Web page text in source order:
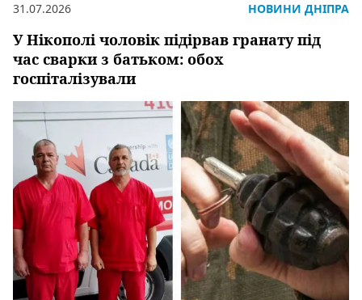
У Нікополі чоловік підірвав гранату під
час сварки з батьком: обох
госпіталізували
31.07.2026 НОВИНИ ДНІПРА